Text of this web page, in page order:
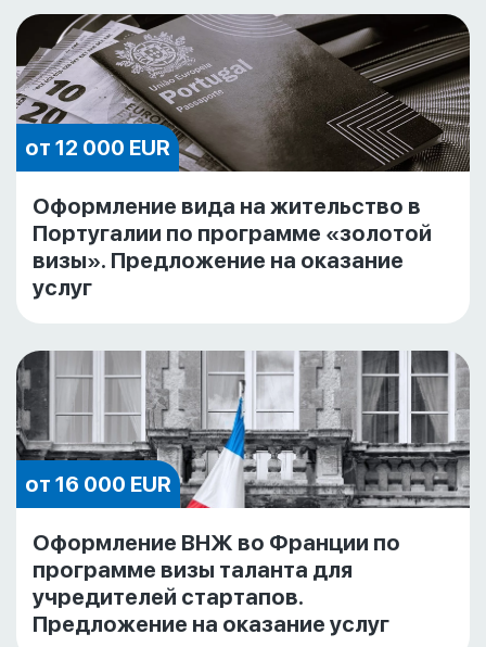
от 12 000 EUR
Оформление вида на жительство в
Португалии по программе «золотой
визы». Предложение на оказание
услуг
от 16 000 EUR
Оформление ВНЖ во Франции по
программе визы таланта для
учредителей стартапов.
Предложение на оказание услуг